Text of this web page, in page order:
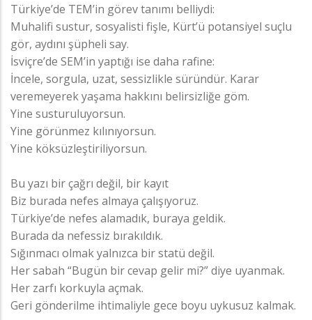
Türkiye’de TEM’in görev tanımı belliydi:
Muhalifi sustur, sosyalisti fişle, Kürt’ü potansiyel suçlu
gör, aydını şüpheli say.
İsviçre’de SEM’in yaptığı ise daha rafine:
İncele, sorgula, uzat, sessizlikle süründür. Karar
veremeyerek yaşama hakkını belirsizliğe göm.
Yine susturuluyorsun.
Yine görünmez kılınıyorsun.
Yine köksüzleştiriliyorsun.
Bu yazı bir çağrı değil, bir kayıt
Biz burada nefes almaya çalışıyoruz.
Türkiye’de nefes alamadık, buraya geldik.
Burada da nefessiz bırakıldık.
Sığınmacı olmak yalnızca bir statü değil.
Her sabah “Bugün bir cevap gelir mi?” diye uyanmak.
Her zarfı korkuyla açmak.
Geri gönderilme ihtimaliyle gece boyu uykusuz kalmak.